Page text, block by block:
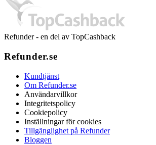
Refunder - en del av TopCashback
Refunder.se
Kundtjänst
Om Refunder.se
Användarvillkor
Integritetspolicy
Cookiepolicy
Inställningar för cookies
Tillgänglighet på Refunder
Bloggen